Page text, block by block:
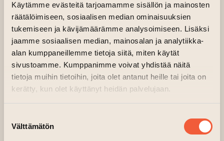
Käytämme evästeitä tarjoamamme sisällön ja mainosten
räätälöimiseen, sosiaalisen median ominaisuuksien
tukemiseen ja kävijämäärämme analysoimiseen. Lisäksi
jaamme sosiaalisen median, mainosalan ja analytiikka-
alan kumppaneillemme tietoja siitä, miten käytät
sivustoamme. Kumppanimme voivat yhdistää näitä
tietoja muihin tietoihin, joita olet antanut heille tai joita on
kerätty, kun olet käyttänyt heidän palvelujaan.
valinta
Välttämätön
Jussi Haro är medlem i Finska
Skulptörförbundet och Konstnärsgillet i Åbo.
Hans verk finns i privata samlingar samt i Åbo
konstmuseums och Åbo stads konstsamlingar.
Utställningstexter av poeten Hanna Storm
Den ledande tanken i denna utställningsserie är
bildkonstfältet som arbetspar för
utställningsseriens konstnärer. Skribenten eller